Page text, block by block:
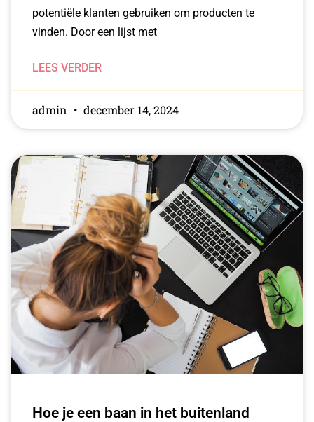
potentiële klanten gebruiken om producten te
vinden. Door een lijst met
LEES VERDER
admin december 14, 2024
Hoe je een baan in het buitenland